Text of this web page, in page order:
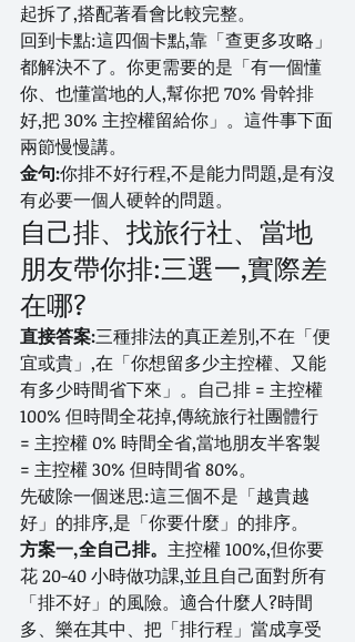
起拆了,搭配著看會比較完整。
回到卡點:這四個卡點,靠「查更多攻略」
都解決不了。你更需要的是「有一個懂
你、也懂當地的人,幫你把 70% 骨幹排
好,把 30% 主控權留給你」。這件事下面
兩節慢慢講。
金句:你排不好行程,不是能力問題,是有沒
有必要一個人硬幹的問題。
自己排、找旅行社、當地
朋友帶你排:三選一,實際差
在哪?
直接答案:三種排法的真正差別,不在「便
宜或貴」,在「你想留多少主控權、又能
有多少時間省下來」。自己排 = 主控權
100% 但時間全花掉,傳統旅行社團體行
= 主控權 0% 時間全省,當地朋友半客製
= 主控權 30% 但時間省 80%。
先破除一個迷思:這三個不是「越貴越
好」的排序,是「你要什麼」的排序。
方案一,全自己排。 主控權 100%,但你要
花 20-40 小時做功課,並且自己面對所有
「排不好」的風險。適合什麼人?時間
多、樂在其中、把「排行程」當成享受